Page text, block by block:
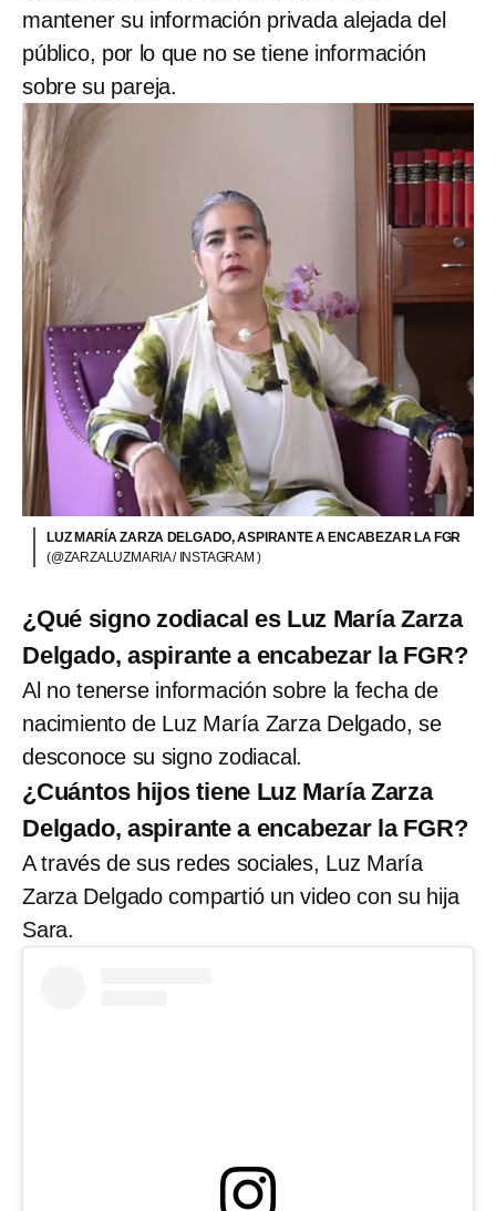
mantener su información privada alejada del
público, por lo que no se tiene información
sobre su pareja.
LUZ MARÍA ZARZA DELGADO, ASPIRANTE A ENCABEZAR LA FGR
(@ZARZALUZMARIA / INSTAGRAM )
¿Qué signo zodiacal es Luz María Zarza
Delgado, aspirante a encabezar la FGR?
Al no tenerse información sobre la fecha de
nacimiento de Luz María Zarza Delgado, se
desconoce su signo zodiacal.
¿Cuántos hijos tiene Luz María Zarza
Delgado, aspirante a encabezar la FGR?
A través de sus redes sociales, Luz María
Zarza Delgado compartió un video con su hija
Sara.